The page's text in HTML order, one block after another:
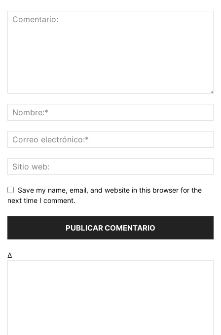
Save my name, email, and website in this browser for the
next time I comment.
Δ